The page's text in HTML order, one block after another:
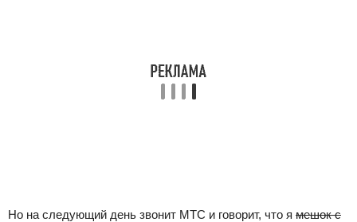
Но на следующий день звонит МТС и говорит, что я мешок с